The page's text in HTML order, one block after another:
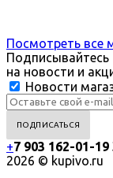
Посмотреть все
Подписывайтесь
на новости и
Новости
+7 903 162-01-19
2026 © kupivo.ru